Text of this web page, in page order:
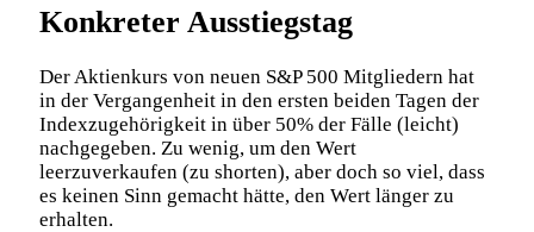
Konkreter Ausstiegstag
Der Aktienkurs von neuen S&P 500 Mitgliedern hat
in der Vergangenheit in den ersten beiden Tagen der
Indexzugehörigkeit in über 50% der Fälle (leicht)
nachgegeben. Zu wenig, um den Wert
leerzuverkaufen (zu shorten), aber doch so viel, dass
es keinen Sinn gemacht hätte, den Wert länger zu
erhalten.